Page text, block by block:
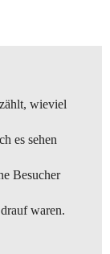
wieviel
es sehen
Besucher
waren.